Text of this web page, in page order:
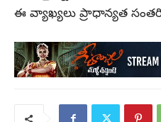
ఈ వ్యాఖ్యలు ప్రాధాన్యత